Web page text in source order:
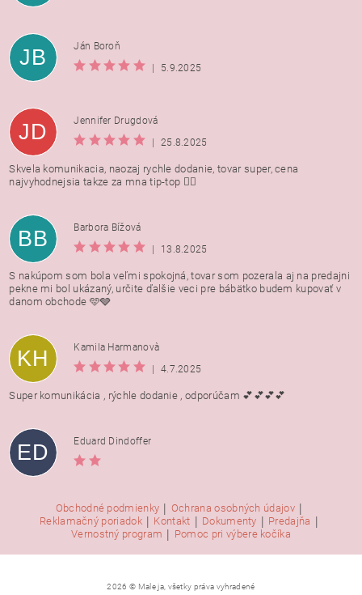
JB
Ján Boroň
|
5.9.2025
JD
Jennifer Drugdová
|
25.8.2025
Skvela komunikacia, naozaj rychle dodanie, tovar super, cena
najvyhodnejsia takze za mna tip-top 👍🏻
BB
Barbora Bížová
|
13.8.2025
S nakúpom som bola veľmi spokojná, tovar som pozerala aj na predajni
pekne mi bol ukázaný, určite ďalšie veci pre bábätko budem kupovať v
danom obchode 🩵🩶
KH
Kamila Harmanovà
|
4.7.2025
Super komunikácia , rýchle dodanie , odporúčam 💕💕💕💕
ED Eduard Dindoffer
Obchodné podmienky | Ochrana osobných údajov |
Reklamačný poriadok | Kontakt | Dokumenty | Predajňa |
Vernostný program | Pomoc pri výbere kočíka
2026 © Male ja, všetky práva vyhradené